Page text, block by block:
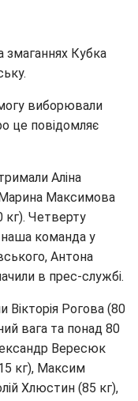
змаганнях Кубка
виборювали
це повідомляє
Аліна
Марина Максимова
кг). Четверту
наша команда у
Антона
в прес-службі.
Вікторія Рогова (80
вага та понад 80
Вересюк
кг), Максим
Хлюстин (85 кг),